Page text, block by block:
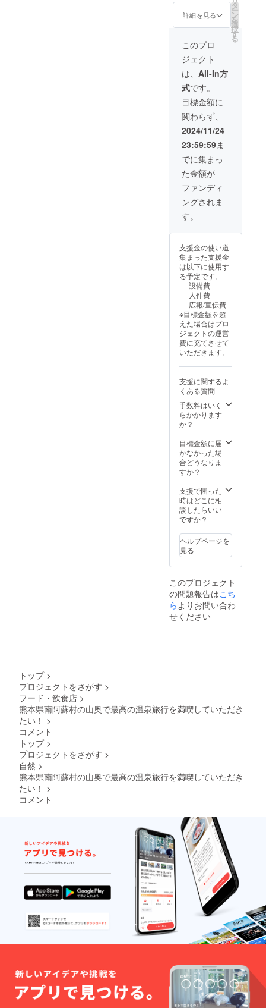
ぱりを
洗い上
顔はも
ん、全
身にお
使いい
ただけ
ます。
▼カ
フェチ
ケット
上のお
願い ️本
券は
H_NNT
O
COFFE
Eのメ
となり
ます。
青風
荘では
ご利用
いただ
けませ
んので
ご注意
くださ
い。 ️ご
利用の
際は本
券を受
付にお
渡しく
ださ
い。
なお、
お釣り
でご注
意くだ
さい。 ️
の交換
はでき
ませ
ん。 ️有
切れの
本券は
ご利用
いただ
ん。 ️本
券を盗
難、紛
失され
た場合
リーブ
パーム
Na、カ
オリ
ン、
泥、重
曹 オリ
ジナル
石鹸サ
イズ：
横
8.8cm ×
縦6cm
カフェ
チケッ
ト有効
2025年
10月31
日
いただ
けませ
くださ
い。 ️ご
利用の
際は本
券を受
付にお
渡しく
ださ
い。
なお、
お釣り
は出ま
せんの
でご注
意くだ
さい。 ️
本券は
現金と
ませ
ん。 ️有
効期限
切れの
本券は
ご利用
いただ
けませ
ん。 ️本
券を盗
難、紛
失され
た場合
の責任
は負い
す。
可能 ・
お部屋
概要：
和室 ・
食事の
サービ
スプラ
ン：朝
食付き
▼ご予
約に関
して ご
予約は
お電
話、ま
たは当
旅館HP
から
承って
おりま
す。 上
記いず
ターン
着後に
お手続
きくだ
さい。
※旅行予
約サイ
トから
のご予
約は当
旅館宿
泊券の
対象外
となり
※こちら
のクラ
ウド
ファン
ディン
ページ
からの
ご予約
は 承っ
ませ
ん。
TEL：
0967-
0005
URL：
https://
x.gd/1tx
館宿泊
券有効
期限：
2025年
10月31
泊券利
用上の
スに青
風荘
または
お電話
でご予
約頂い
た場合
にご利
用いた
だけま
す。
※御食事
コース
の飲料
は対象
外とな
のでご
注意く
ださ
い。 ️ご
利用の
ト10枚
(3)オリ
ジナル
石鹸1個
(4)バス
タオル2
枚 ▼当
旅館宿
泊券に
関して
・宿泊
可能日
数：1泊
2日 ・1
支援に
対する
宿泊可
能人
数：2名
程度ま
で宿泊
可能 ・
和室 ・
サービ
スプラ
ン：朝
食付き
▼ご予
約に関
して ご
予約は
お電
話、ま
たは当
旅館HP
から
おりま
す。 上
記いず
れかに
て、リ
品の到
着後に
お手続
きくだ
※旅行予
約サイ
トから
のご予
旅館宿
泊券の
対象外
となり
※こちら
のクラ
ウド
ファン
ディン
TEL：
0967-
zx 当旅
館宿泊
10月31
日 カ
フェチ
ケット
有効期
限：
2025年
10月31
日 ▼宿
泊券利
用上の
お願い ️
本券は
御宿泊
事コー
スに青
風荘
ホーム
ペー
詳細を見る
タ
ー
ン
を
選
択
す
る
このプロ
ジェクト
は、 All-In方
式です。
目標金額に
関わらず、
2024/11/24
23:59:59ま
でに集まっ
た金額が
ファンディ
ングされま
す。
支援金の使い道
集まった支援金
は以下に使用す
る予定です。
設備費
人件費
広報/宣伝費
※目標金額を超
えた場合はプロ
ジェクトの運営
費に充てさせて
いただきます。
支援に関するよ
くある質問
手数料はいく
らかかります
か？
目標金額に届
かなかった場
合どうなりま
すか？
支援で困った
時はどこに相
談したらいい
ですか？
ヘルプページを
見る
このプロジェクト
の問題報告はこち
らよりお問い合わ
せください
トップ >
プロジェクトをさがす >
フード・飲食店 >
熊本県南阿蘇村の山奥で最高の温泉旅行を満喫していただき
たい！ >
コメント
トップ >
プロジェクトをさがす >
自然 >
熊本県南阿蘇村の山奥で最高の温泉旅行を満喫していただき
たい！ >
コメント